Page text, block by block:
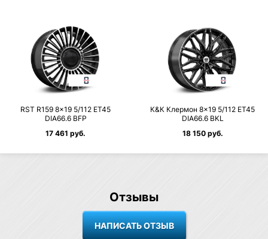
RST R159 8×19 5/112 ET45
DIA66.6 BFP
17 461 руб.
К&К Клермон 8×19 5/112 ET45
DIA66.6 BKL
18 150 руб.
Отзывы